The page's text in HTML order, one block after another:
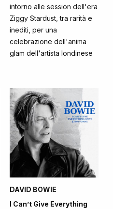
intorno alle session dell'era
Ziggy Stardust, tra rarità e
inediti, per una
celebrazione dell'anima
glam dell'artista londinese
DAVID BOWIE
I Can’t Give Everything